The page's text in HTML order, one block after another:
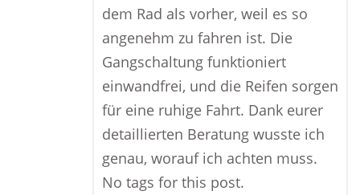
dem Rad als vorher, weil es so
angenehm zu fahren ist. Die
Gangschaltung funktioniert
einwandfrei, und die Reifen sorgen
für eine ruhige Fahrt. Dank eurer
detaillierten Beratung wusste ich
genau, worauf ich achten muss.
No tags for this post.